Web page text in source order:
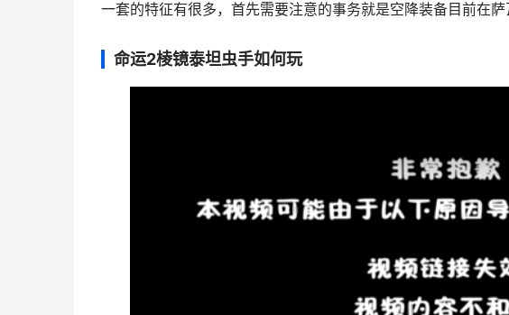
一套的特征有很多，首先需要注意的事务就是空降装备目前在萨
命运2棱镜泰坦虫手如何玩